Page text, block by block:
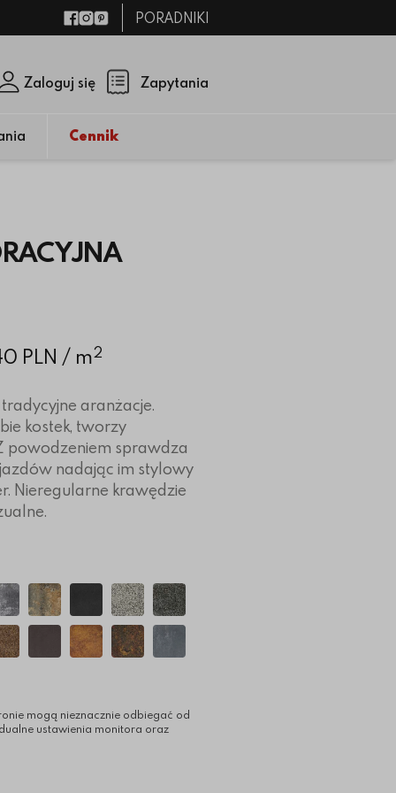
Facebook
Instagram
PinterestPORADNIKI
Zapytania
(pusty)
Zaloguj się
Cennik
PLN / m2
aranżacje.
kostek, tworzy
powodzeniem sprawdza
nadając im stylowy
Nieregularne krawędzie
mogą nieznacznie odbiegać od
ustawienia monitora oraz